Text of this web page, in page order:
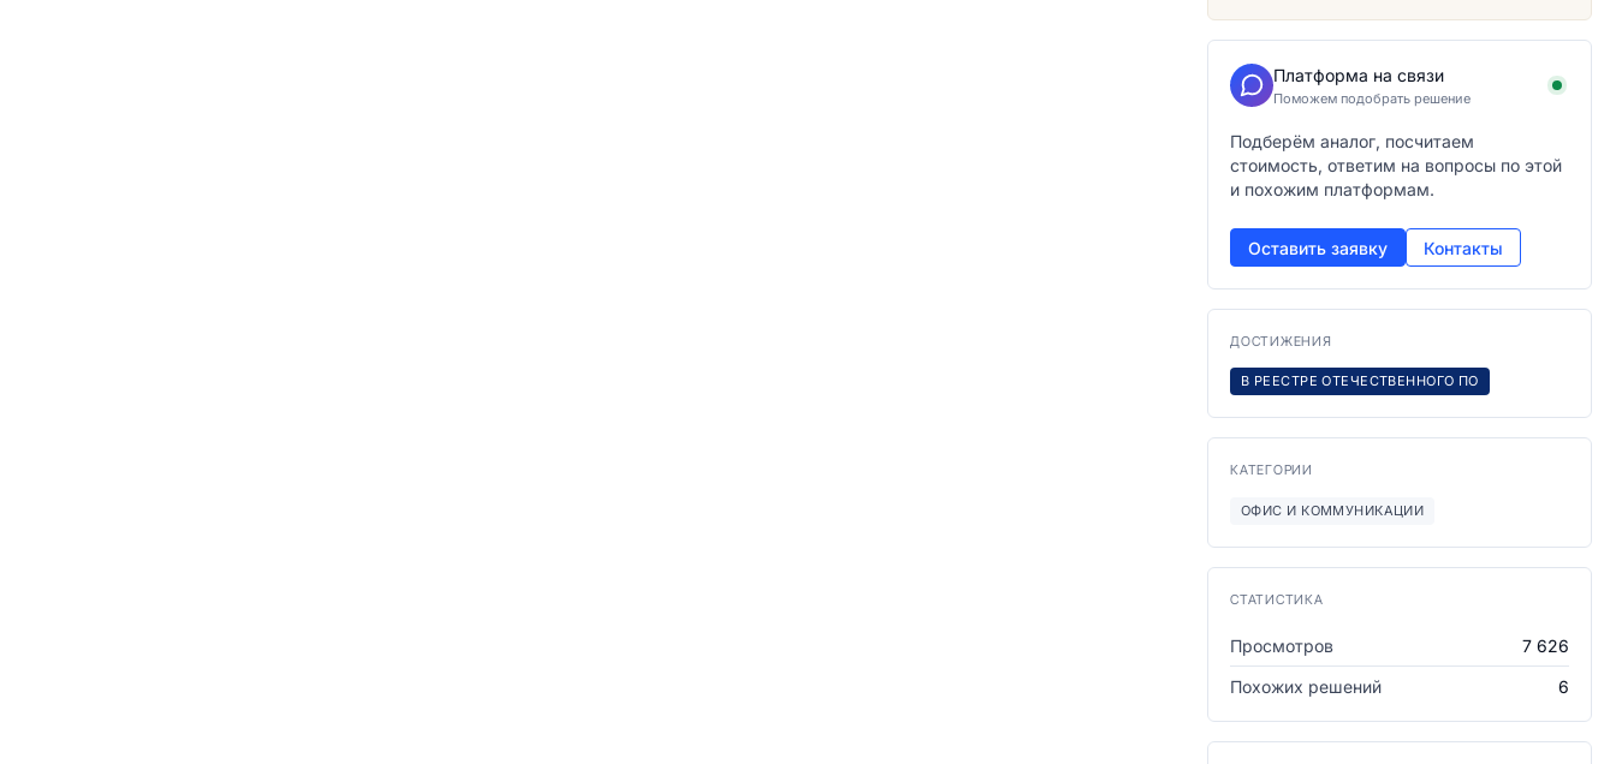
Платформа на связи
Поможем подобрать решение
Подберём аналог, посчитаем
стоимость, ответим на вопросы по этой
и похожим платформам.
Оставить заявку Контакты
ДОСТИЖЕНИЯ
В РЕЕСТРЕ ОТЕЧЕСТВЕННОГО ПО
КАТЕГОРИИ
ОФИС И КОММУНИКАЦИИ
СТАТИСТИКА
Просмотров
7 626
Похожих решений
6